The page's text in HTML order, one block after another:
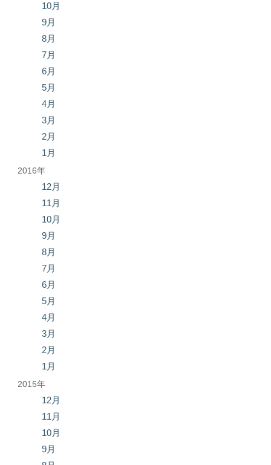
10月
9月
8月
7月
6月
5月
4月
3月
2月
1月
2016年
12月
11月
10月
9月
8月
7月
6月
5月
4月
3月
2月
1月
2015年
12月
11月
10月
9月